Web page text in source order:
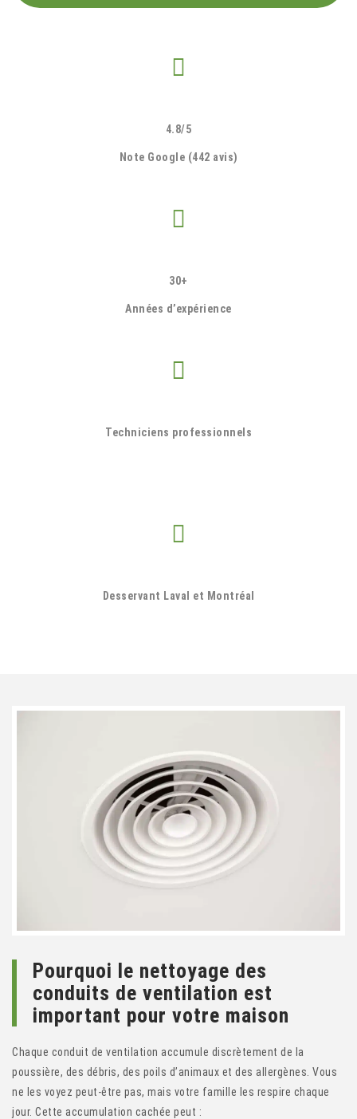
4.8/5
Note Google (442 avis)
30+
Années d’expérience
Techniciens professionnels
Desservant Laval et Montréal
Pourquoi le nettoyage des
conduits de ventilation est
important pour votre maison
Chaque conduit de ventilation accumule discrètement de la
poussière, des débris, des poils d’animaux et des allergènes. Vous
ne les voyez peut-être pas, mais votre famille les respire chaque
jour. Cette accumulation cachée peut :